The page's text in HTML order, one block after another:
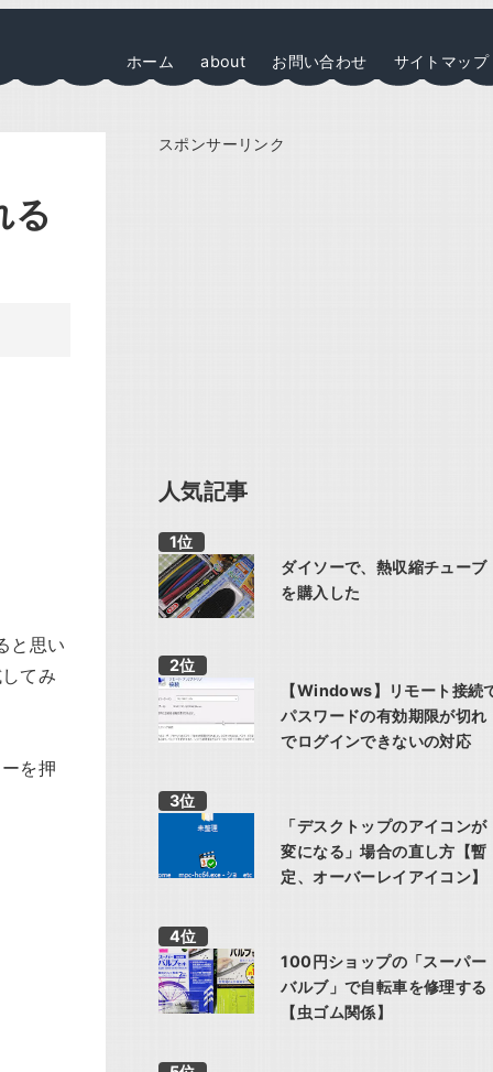
ホーム about お問い合わせ サイトマップ
る
と思い
てみ
を押
スポンサーリンク
人気記事
ダイソーで、熱収縮チューブ
を購入した
【Windows】リモート接続
パスワードの有効期限が切れ
でログインできないの対応
「デスクトップのアイコンが
変になる」場合の直し方【暫
定、オーバーレイアイコン】
100円ショップの「スーパー
バルブ」で自転車を修理する
【虫ゴム関係】